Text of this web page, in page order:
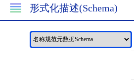
形式化描述(Schema)